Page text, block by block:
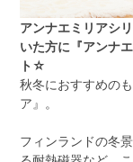
アンナエミリアシ
いた方に『アンナ
ト☆
秋冬におすすめの
ア』。
フィンランドの冬